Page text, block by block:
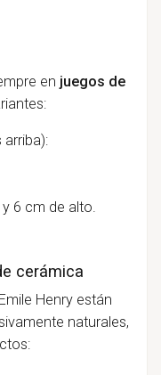
en juegos de
6 cm de alto.
cerámica
Henry están
naturales,